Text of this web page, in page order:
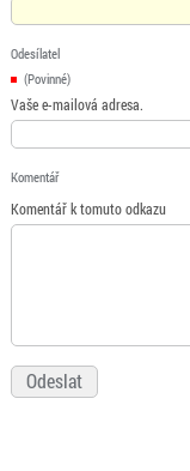
Odesílatel
(Povinné)
Vaše e-mailová adresa.
Komentář
Komentář k tomuto odkazu